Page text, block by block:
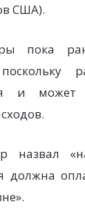
США).
пока
и может
назвал
должна